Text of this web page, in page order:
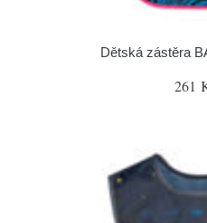
Dětská zástěra
261